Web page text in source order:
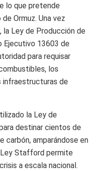
lo que pretende
Ormuz. Una vez
la Ley de Producción de
Ejecutivo 13603 de
para requisar
los
infraestructuras de
la Ley de
destinar cientos de
carbón, amparándose en
Ley Stafford permite
a escala nacional.